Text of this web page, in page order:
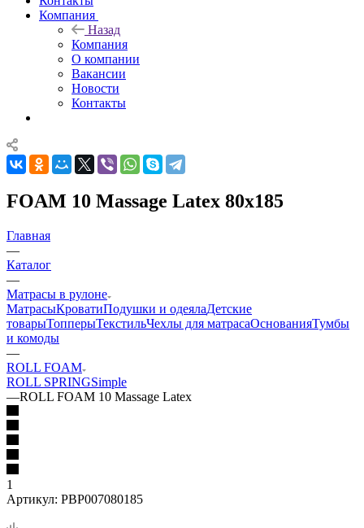
Компания
Назад
Компания
О компании
Вакансии
Новости
Контакты
FOAM 10 Massage Latex 80x185
Главная
—
Каталог
—
Матрасы в рулоне
МатрасыКроватиПодушки и одеялаДетские
товарыТопперыТекстильЧехлы для матрасаОснованияТумбы
и комоды
—
ROLL FOAM
ROLL SPRINGSimple
—ROLL FOAM 10 Massage Latex
1
Артикул: PBP007080185